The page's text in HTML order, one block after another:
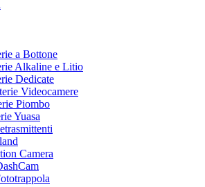
a Bottone
Alkaline e Litio
Dedicate
Videocamere
Piombo
Yuasa
Camera